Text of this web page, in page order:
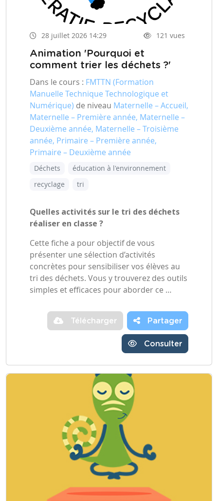
28 juillet 2026 14:29 121 vues
Animation 'Pourquoi et
comment trier les déchets ?'
Dans le cours : FMTTN (Formation
Manuelle Technique Technologique et
Numérique) de niveau Maternelle – Accueil,
Maternelle – Première année, Maternelle –
Deuxième année, Maternelle – Troisième
année, Primaire – Première année,
Primaire – Deuxième année
Déchets
éducation à l'environnement
recyclage
tri
Quelles activités sur le tri des déchets
réaliser en classe ?
Cette fiche a pour objectif de vous
présenter une sélection d’activités
concrètes pour sensibiliser vos élèves au
tri des déchets. Vous y trouverez des outils
simples et efficaces pour aborder ce …
Télécharger Partager
Consulter